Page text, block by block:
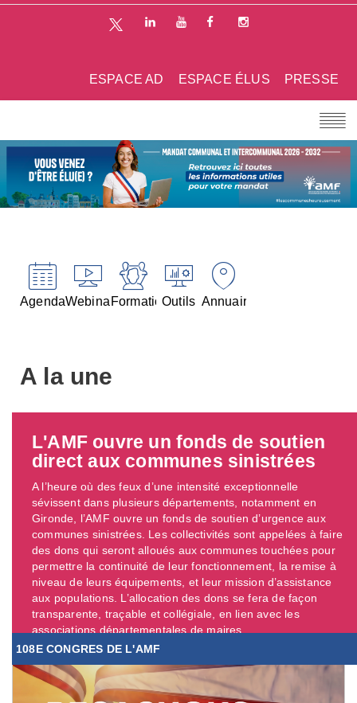
PRESSE
ESPACE ÉLUS
ESPACE AD
AgendaWebinairesFormationsOutils Annuaires
A la une
L'AMF ouvre un fonds de soutien
direct aux communes sinistrées
A l’heure où des feux d’une intensité exceptionnelle
sévissent dans plusieurs départements, notamment en
Gironde, l’AMF ouvre un fonds de soutien d’urgence aux
communes sinistrées. Les collectivités sont appelées à faire
des dons qui seront alloués aux communes touchées pour
permettre la continuité de leur fonctionnement, la remise à
niveau de leurs équipements, et leur mission d’assistance
aux populations. L’allocation des dons se fera de façon
transparente, traçable et collégiale, en lien avec les
associations départementales de maires. ...
108E CONGRES DE L'AMF